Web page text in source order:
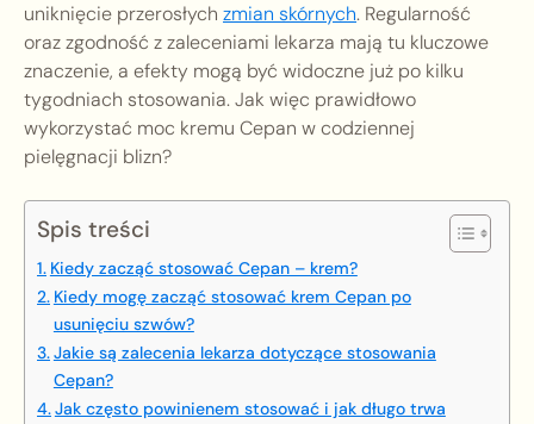
uniknięcie przerosłych zmian skórnych. Regularność
oraz zgodność z zaleceniami lekarza mają tu kluczowe
znaczenie, a efekty mogą być widoczne już po kilku
tygodniach stosowania. Jak więc prawidłowo
wykorzystać moc kremu Cepan w codziennej
pielęgnacji blizn?
Spis treści
Kiedy zacząć stosować Cepan – krem?
Kiedy mogę zacząć stosować krem Cepan po
usunięciu szwów?
Jakie są zalecenia lekarza dotyczące stosowania
Cepan?
Jak często powinienem stosować i jak długo trwa